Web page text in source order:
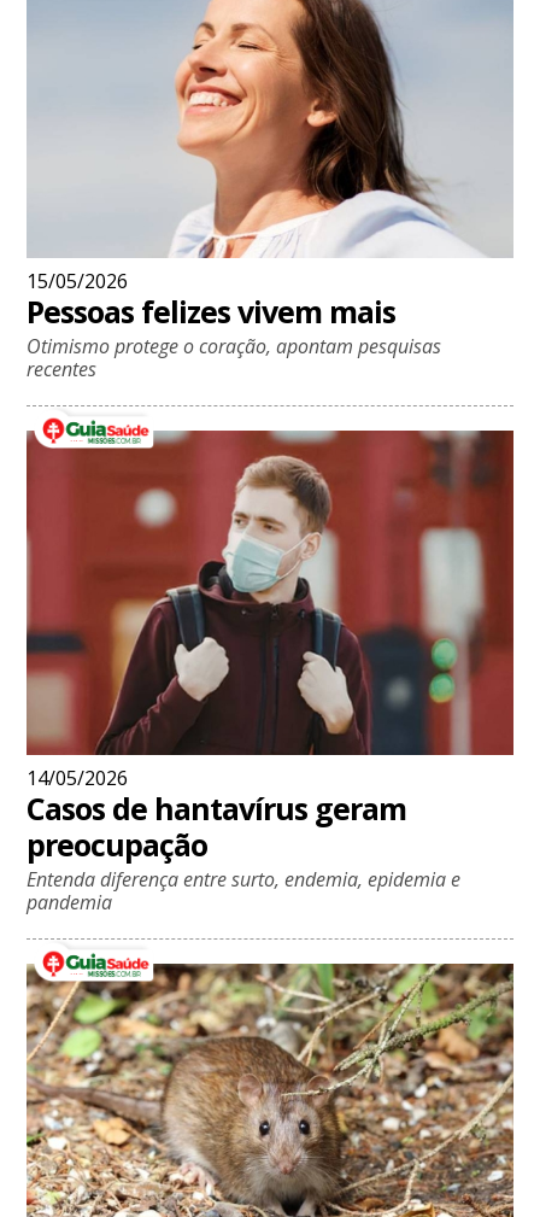
15/05/2026
Pessoas felizes vivem mais
Otimismo protege o coração, apontam pesquisas
recentes
14/05/2026
Casos de hantavírus geram
preocupação
Entenda diferença entre surto, endemia, epidemia e
pandemia